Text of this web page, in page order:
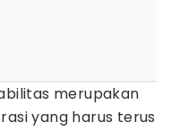
merupakan
yang harus terus